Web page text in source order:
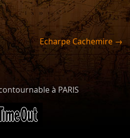
Echarpe Cachemire →
à PARIS